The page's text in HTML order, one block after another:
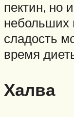
пектин, но
небольших
сладость
время
Халва